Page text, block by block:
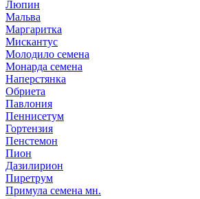
Люпин
Мальва
Маргаритка
Мискантус
Молодило семена
Монарда семена
Наперстянка
Обриета
Павлония
Пеннисетум
Гортензия
Пенстемон
Пион
Дазилирион
Пиретрум
Примула семена мн.